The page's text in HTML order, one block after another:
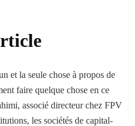
et la seule chose à propos de
faire quelque chose en ce
associé directeur chez FPV
les sociétés de capital-